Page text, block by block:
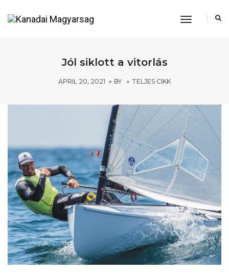
Toggle
Jól siklott a vitorlás
APRIL 20, 2021 BY TELJES CIKK